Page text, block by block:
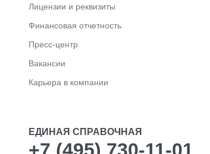
Лицензии и реквизиты
Финансовая отчетность
Пресс-центр
Вакансии
Карьера в компании
ЕДИНАЯ СПРАВОЧНАЯ